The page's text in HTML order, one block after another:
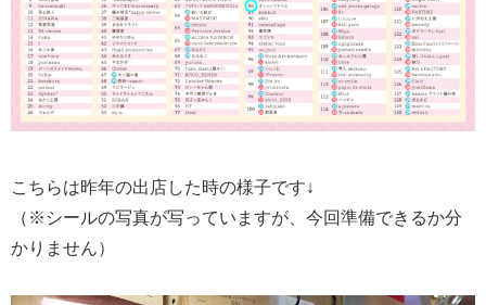
こちらは昨年の出店した時の様子です↓
（※シールの写真が写っていますが、今回準備できるか分
かりません）